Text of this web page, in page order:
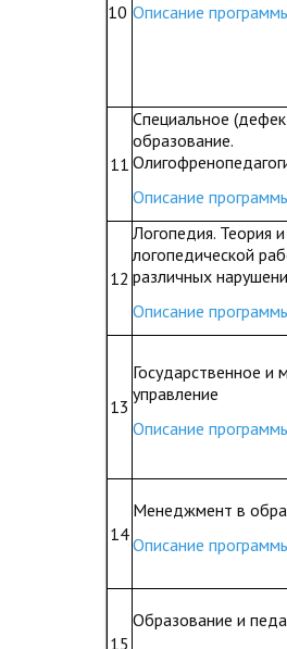
10 Описание
11
Специальное
образование.
Описание
12
Логопедия. Теория
логопедической
различных
Описание
13
Государственное и
управление
Описание
14
Менеджмент в
Описание
15
Образование и